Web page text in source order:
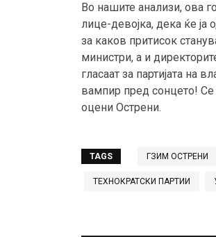
Во нашите анализи, ова
лице-девојка, дека ќе ја
за каков притисок
министри, а и
гласаат за партијата на
вампир пред сонцето!
оцени Острени.
TAGS ГЗИМ ОСТРЕНИ
ТЕХНОКРАТСКИ ПАРТИИ